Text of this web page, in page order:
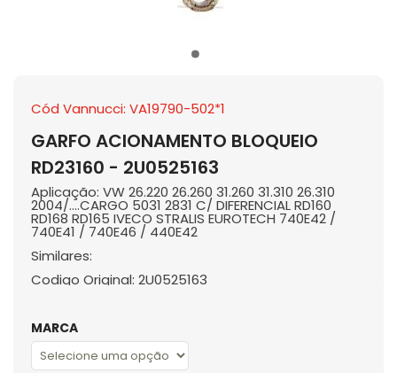
Cód Vannucci: VA19790-502*1
GARFO ACIONAMENTO BLOQUEIO
RD23160 - 2U0525163
Aplicação: VW 26.220 26.260 31.260 31.310 26.310
2004/....CARGO 5031 2831 C/ DIFERENCIAL RD160
RD168 RD165 IVECO STRALIS EUROTECH 740E42 /
740E41 / 740E46 / 440E42
Similares:
Codigo Original: 2U0525163
MARCA